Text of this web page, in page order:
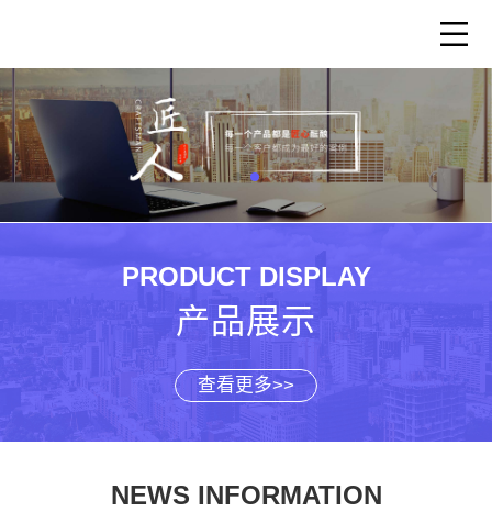
PRODUCT DISPLAY
产品展示
查看更多>>
NEWS INFORMATION